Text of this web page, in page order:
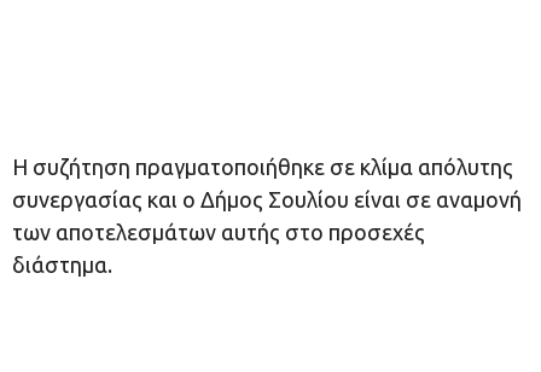
Η συζήτηση πραγματοποιήθηκε σε κλίμα απόλυτης
συνεργασίας και ο Δήμος Σουλίου είναι σε αναμονή
των αποτελεσμάτων αυτής στο προσεχές
διάστημα.